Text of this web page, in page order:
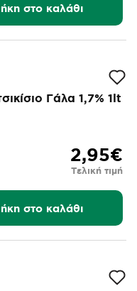
στο καλάθι
Γάλα 1,7% 1lt
2,95€
Τελική τιμή
στο καλάθι